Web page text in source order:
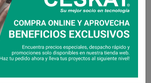
x 190 mm